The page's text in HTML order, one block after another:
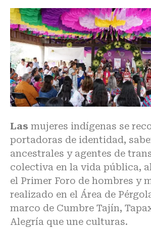
Las mujeres indígenas se
portadoras de identidad,
ancestrales y agentes de
colectiva en la vida pública,
el Primer Foro de hombres y
realizado en el Área de
marco de Cumbre Tajín,
Alegría que une culturas.